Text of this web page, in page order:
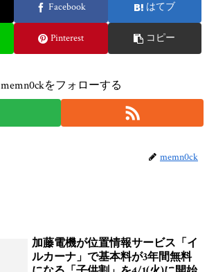
Facebook はてブ
Pinterest コピー
memn0ckをフォローする
memn0ck
加藤電機が位置情報サービス「イ
ルカーナ」で基本料が3年間無料